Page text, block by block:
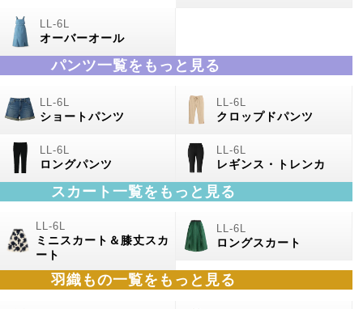
オーバーオール
パンツ一覧をもっと見る
ショートパンツ クロップドパンツ
ロングパンツ レギンス・トレンカ
スカート一覧をもっと見る
ミニスカート＆膝丈スカ
ート
ロングスカート
羽織もの一覧をもっと見る